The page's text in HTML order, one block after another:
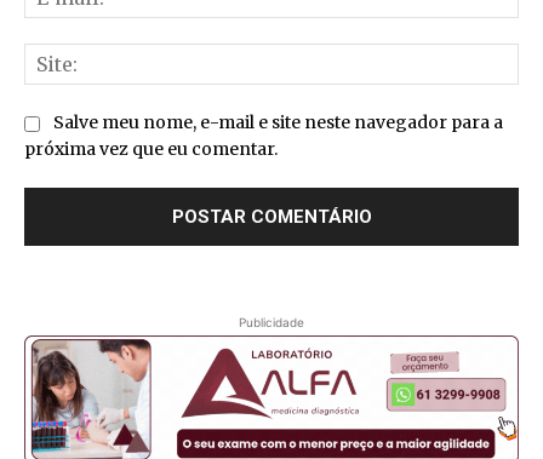
Salve meu nome, e-mail e site neste navegador para a
próxima vez que eu comentar.
Publicidade